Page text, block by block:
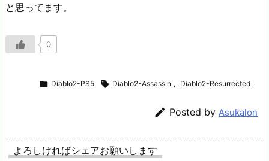
と思ってます。
0
 Diablo2-PS5  Diablo2-Assassin , Diablo2-Resurrected
 Posted by Asukalon
よろしければシェアお願いします